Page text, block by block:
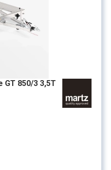
850/3 3,5T